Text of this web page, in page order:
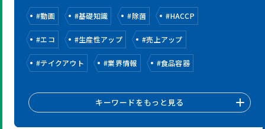
#動画 #基礎知識 #除菌 #HACCP
#エコ #生産性アップ #売上アップ
#テイクアウト #業界情報 #食品容器
キーワードをもっと見る